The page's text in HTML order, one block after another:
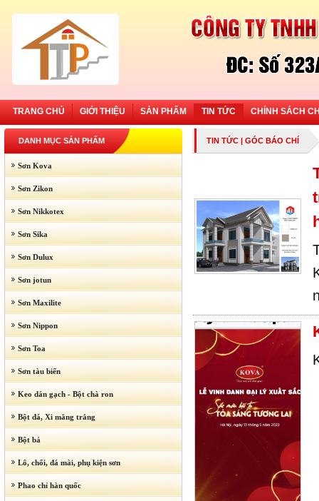
TRANG CHỦ GIỚI THIỆU SẢN PHẨM TIN TỨC CHÍNH SÁCH
DANH MỤC SẢN PHẨM
Sơn Kova
Sơn Zikon
Sơn Nikkotex
Sơn Sika
Sơn Dulux
Sơn jotun
Sơn Maxilite
Sơn Nippon
Sơn Toa
Sơn tàu biển
Keo dán gạch - Bột chà ron
Bột đá, Xi măng trắng
Bột bả
Lô, chổi, đá mài, phụ kiện sơn
Phao chỉ hàn quốc
TIN TỨC| GÓC BÁO CHÍ